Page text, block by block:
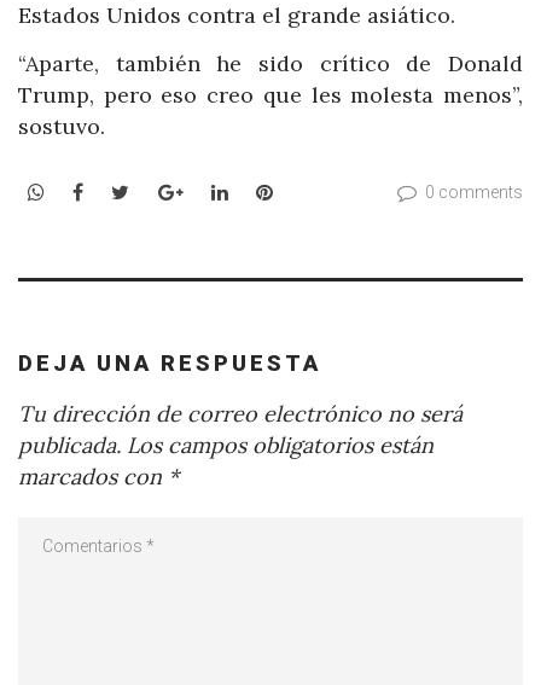
Estados Unidos contra el grande asiático.
“Aparte, también he sido crítico de Donald
Trump, pero eso creo que les molesta menos”,
sostuvo.
WhatsApp
Facebook
TwitterGoogle+LinkedInPinterest 0 comments
DEJA UNA RESPUESTA
Tu dirección de correo electrónico no será
publicada. Los campos obligatorios están
marcados con *